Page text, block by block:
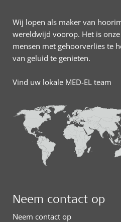
Wij lopen als maker van
wereldwijd voorop. Het is
mensen met gehoorverlies te
van geluid te genieten.
Vind uw lokale MED-EL team
Neem contact op
Neem contact op